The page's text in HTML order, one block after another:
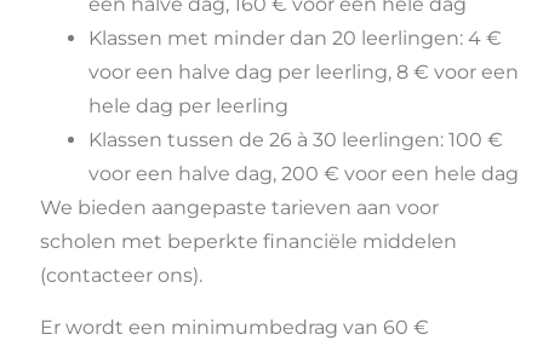
Klassen met minder dan 20 leerlingen: 4 €
voor een halve dag per leerling, 8 € voor een
hele dag per leerling
Klassen tussen de 26 à 30 leerlingen: 100 €
voor een halve dag, 200 € voor een hele dag
We bieden aangepaste tarieven aan voor
scholen met beperkte financiële middelen
(contacteer ons).
Er wordt een minimumbedrag van 60 €